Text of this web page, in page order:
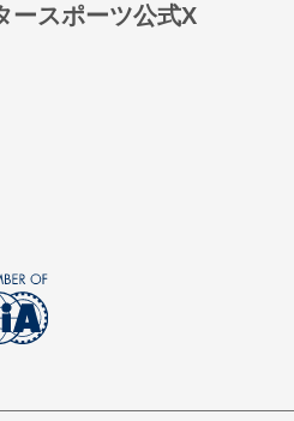
ースポーツ公式X